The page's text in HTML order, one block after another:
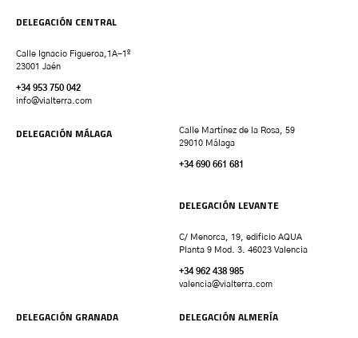
DELEGACIÓN CENTRAL
Calle Ignacio Figueroa,1A-1º
23001 Jaén
+34 953 750 042
info@vialterra.com
DELEGACIÓN MÁLAGA
Calle Martínez de la Rosa, 59
29010 Málaga
+34 690 661 681
DELEGACIÓN LEVANTE
C/ Menorca, 19, edificio AQUA
Planta 9 Mod. 3. 46023 Valencia
+34 962 438 985
valencia@vialterra.com
DELEGACIÓN GRANADA DELEGACIÓN ALMERÍA